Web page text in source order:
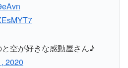
空が好きな感動屋さん♪
2020